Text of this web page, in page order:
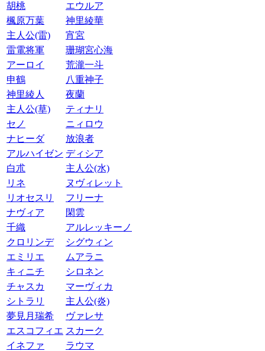
胡桃
エウルア
楓原万葉
神里綾華
主人公(雷)
宵宮
雷電将軍
珊瑚宮心海
アーロイ
荒瀧一斗
申鶴
八重神子
神里綾人
夜蘭
主人公(草)
ティナリ
セノ
ニィロウ
ナヒーダ
放浪者
アルハイゼン ディシア
白朮
主人公(水)
リネ
ヌヴィレット
リオセスリ
フリーナ
ナヴィア
閑雲
千織
アルレッキーノ
クロリンデ
シグウィン
エミリエ
ムアラニ
キィニチ
シロネン
チャスカ
マーヴィカ
シトラリ
主人公(炎)
夢見月瑞希
ヴァレサ
エスコフィエ スカーク
イネファ
ラウマ